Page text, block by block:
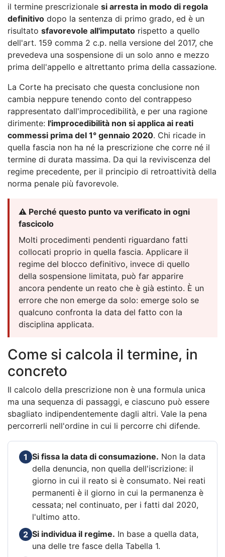
il termine prescrizionale si arresta in modo di regola
definitivo dopo la sentenza di primo grado, ed è un
risultato sfavorevole all'imputato rispetto a quello
dell'art. 159 comma 2 c.p. nella versione del 2017, che
prevedeva una sospensione di un solo anno e mezzo
prima dell'appello e altrettanto prima della cassazione.
La Corte ha precisato che questa conclusione non
cambia neppure tenendo conto del contrappeso
rappresentato dall'improcedibilità, e per una ragione
dirimente: l'improcedibilità non si applica ai reati
commessi prima del 1° gennaio 2020. Chi ricade in
quella fascia non ha né la prescrizione che corre né il
termine di durata massima. Da qui la reviviscenza del
regime precedente, per il principio di retroattività della
norma penale più favorevole.
⚠️ Perché questo punto va verificato in ogni
fascicolo
Molti procedimenti pendenti riguardano fatti
collocati proprio in quella fascia. Applicare il
regime del blocco definitivo, invece di quello
della sospensione limitata, può far apparire
ancora pendente un reato che è già estinto. È un
errore che non emerge da solo: emerge solo se
qualcuno confronta la data del fatto con la
disciplina applicata.
Come si calcola il termine, in
concreto
Il calcolo della prescrizione non è una formula unica
ma una sequenza di passaggi, e ciascuno può essere
sbagliato indipendentemente dagli altri. Vale la pena
percorrerli nell'ordine in cui li percorre chi difende.
1 Si fissa la data di consumazione. Non la data
della denuncia, non quella dell'iscrizione: il
giorno in cui il reato si è consumato. Nei reati
permanenti è il giorno in cui la permanenza è
cessata; nel continuato, per i fatti dal 2020,
l'ultimo atto.
2 Si individua il regime. In base a quella data,
una delle tre fasce della Tabella 1.